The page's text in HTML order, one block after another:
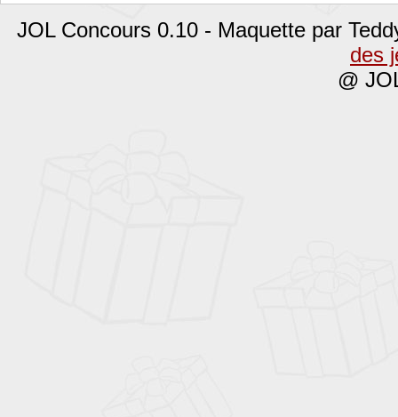
JOL Concours 0.10 - Maquette par
des
@